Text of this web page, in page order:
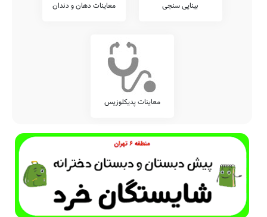
بینایی سنجی معاینات دهان و دندان
معاینات پدیکلوزیس